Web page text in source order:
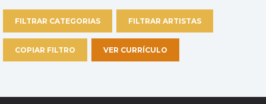
FILTRAR CATEGORIAS FILTRAR ARTISTAS
COPIAR FILTRO VER CURRÍCULO